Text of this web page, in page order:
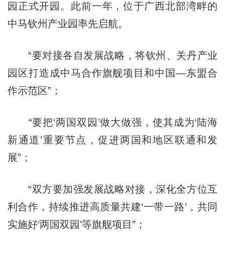
园正式开园。此前一年，位于广西北部湾畔的
中马钦州产业园率先启航。
“要对接各自发展战略，将钦州、关丹产业
园区打造成中马合作旗舰项目和中国—东盟合
作示范区”；
“要把‘两国双园’做大做强，使其成为‘陆海
新通道’重要节点，促进两国和地区联通和发
展”；
“双方要加强发展战略对接，深化全方位互
利合作，持续推进高质量共建‘一带一路’，共同
实施好‘两国双园’等旗舰项目”；